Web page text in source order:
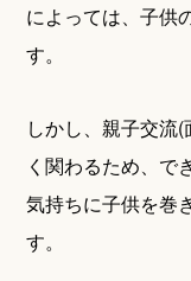
によっては、子供
す。
しかし、親子交流
く関わるため、で
気持ちに子供を巻
す。